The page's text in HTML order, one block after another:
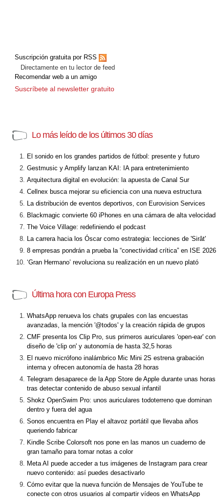
Suscripción gratuita por RSS
Directamente en tu lector de feed
Recomendar web a un amigo
Suscríbete al newsletter gratuito
Lo más leído de los últimos 30 días
El sonido en los grandes partidos de fútbol: presente y futuro
Gestmusic y Amplify lanzan KAI: IA para entretenimiento
Arquitectura digital en evolución: la apuesta de Canal Sur
Cellnex busca mejorar su eficiencia con una nueva estructura
La distribución de eventos deportivos, con Eurovision Services
Blackmagic convierte 60 iPhones en una cámara de alta velocidad
The Voice Village: redefiniendo el podcast
La carrera hacia los Óscar como estrategia: lecciones de 'Sirât'
8 empresas pondrán a prueba la “conectividad crítica” en ISE 2026
‘Gran Hermano’ revoluciona su realización en un nuevo plató
Última hora con Europa Press
WhatsApp renueva los chats grupales con las encuestas
avanzadas, la mención '@todos' y la creación rápida de grupos
CMF presenta los Clip Pro, sus primeros auriculares 'open-ear' con
diseño de 'clip on' y autonomía de hasta 32,5 horas
El nuevo micrófono inalámbrico Mic Mini 2S estrena grabación
interna y ofrecen autonomía de hasta 28 horas
Telegram desaparece de la App Store de Apple durante unas horas
tras detectar contenido de abuso sexual infantil
Shokz OpenSwim Pro: unos auriculares todoterreno que dominan
dentro y fuera del agua
Sonos encuentra en Play el altavoz portátil que llevaba años
queriendo fabricar
Kindle Scribe Colorsoft nos pone en las manos un cuaderno de
gran tamaño para tomar notas a color
Meta AI puede acceder a tus imágenes de Instagram para crear
nuevo contenido: así puedes desactivarlo
Cómo evitar que la nueva función de Mensajes de YouTube te
conecte con otros usuarios al compartir vídeos en WhatsApp